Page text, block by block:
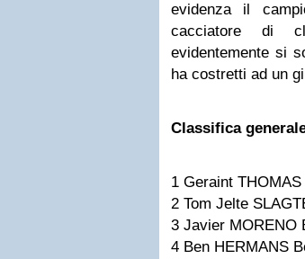
evidenza il
cacciatore di
evidentemente si
ha costretti ad un
Classifica
1 Geraint
2 Tom Jelte
3 Javier MORENO
4 Ben HERMANS